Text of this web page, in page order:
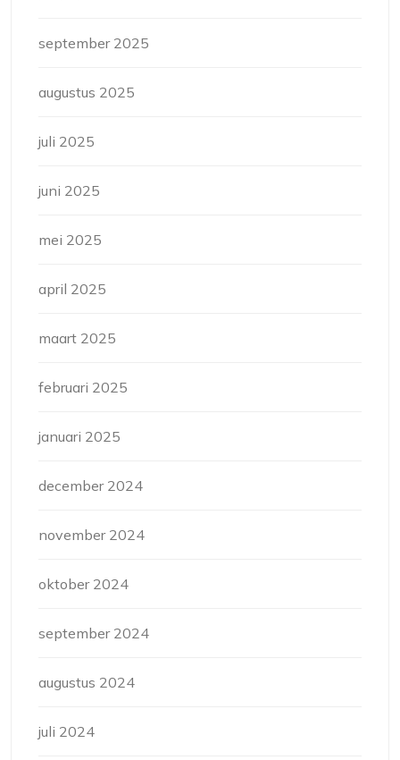
september 2025
augustus 2025
juli 2025
juni 2025
mei 2025
april 2025
maart 2025
februari 2025
januari 2025
december 2024
november 2024
oktober 2024
september 2024
augustus 2024
juli 2024